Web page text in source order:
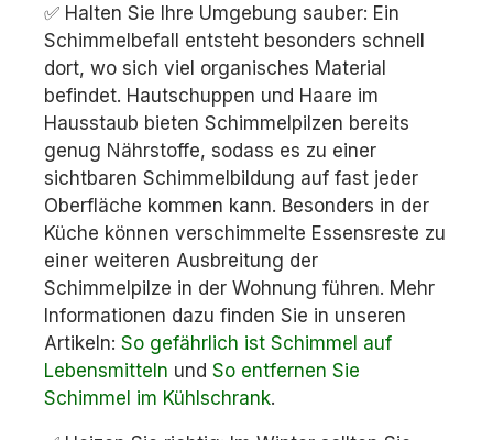
✅ Halten Sie Ihre Umgebung sauber: Ein
Schimmelbefall entsteht besonders schnell
dort, wo sich viel organisches Material
befindet. Hautschuppen und Haare im
Hausstaub bieten Schimmelpilzen bereits
genug Nährstoffe, sodass es zu einer
sichtbaren Schimmelbildung auf fast jeder
Oberfläche kommen kann. Besonders in der
Küche können verschimmelte Essensreste zu
einer weiteren Ausbreitung der
Schimmelpilze in der Wohnung führen. Mehr
Informationen dazu finden Sie in unseren
Artikeln: So gefährlich ist Schimmel auf
Lebensmitteln und So entfernen Sie
Schimmel im Kühlschrank.